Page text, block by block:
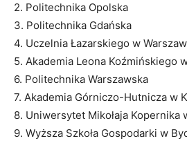
2. Politechnika Opolska
3. Politechnika Gdańska
4. Uczelnia Łazarskiego w
5. Akademia Leona Koźmińskiego
6. Politechnika Warszawska
7. Akademia Górniczo-Hutnicza w
8. Uniwersytet Mikołaja Kopernika
9. Wyższa Szkoła Gospodarki w